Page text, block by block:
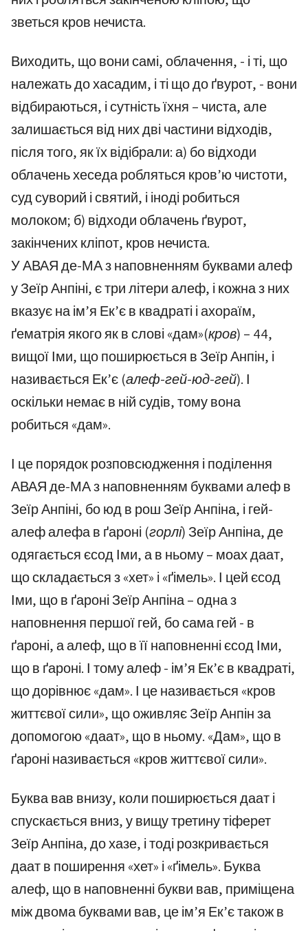
зветься кров нечиста.
Виходить, що вони самі, облачення, - і ті, що
належать до хасадим, і ті що до ґвурот, - вони
відбираються, і сутність їхня – чиста, але
залишається від них дві частини відходів,
після того, як їх відібрали: а) бо відходи
облачень хеседа робляться кров’ю чистоти,
суд суворий і святий, і іноді робиться
молоком; б) відходи облачень ґвурот,
закінчених кліпот, кров нечиста.
У АВАЯ де-МА з наповненням буквами алеф
у Зеїр Анпіні, є три літери алеф, і кожна з них
вказує на ім’я Ек’є в квадраті і ахораїм,
ґематрія якого як в слові «дам»(кров) – 44,
вищої Іми, що поширюється в Зеїр Анпін, і
називається Ек’є (алеф-гей-юд-гей). І
оскільки немає в ній судів, тому вона
робиться «дам».
І це порядок розповсюдження і поділення
АВАЯ де-МА з наповненням буквами алеф в
Зеїр Анпіні, бо юд в рош Зеїр Анпіна, і гей-
алеф алефа в ґароні (горлі) Зеїр Анпіна, де
одягається єсод Іми, а в ньому – моах даат,
що складається з «хет» і «ґімель». І цей єсод
Іми, що в ґароні Зеїр Анпіна – одна з
наповнення першої гей, бо сама гей - в
ґароні, а алеф, що в її наповненні єсод Іми,
що в ґароні. І тому алеф - ім’я Ек’є в квадраті,
що дорівнює «дам». І це називається «кров
життєвої сили», що оживляє Зеїр Анпін за
допомогою «даат», що в ньому. «Дам», що в
ґароні називається «кров життєвої сили».
Буква вав внизу, коли поширюється даат і
спускається вниз, у вищу третину тіферет
Зеїр Анпіна, до хазе, і тоді розкривається
даат в поширення «хет» і «ґімель». Буква
алеф, що в наповненні букви вав, приміщена
між двома буквами вав, це ім’я Ек’є також в